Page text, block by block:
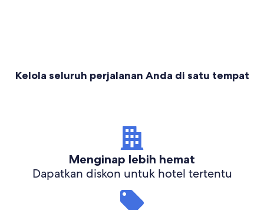
Kelola seluruh perjalanan Anda di satu tempat
Menginap lebih hemat
Dapatkan diskon untuk hotel tertentu